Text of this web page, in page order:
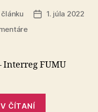
Dátum
1. júla 2022
na
cezhraničnom
múzeí
v
Interreg FUMU
ČÍTANÍ